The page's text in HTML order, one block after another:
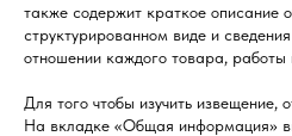
также содержит краткое описание
структурированном виде и
отношении каждого товара, работы
Для того чтобы изучить извещение,
На вкладке «Общая информация»